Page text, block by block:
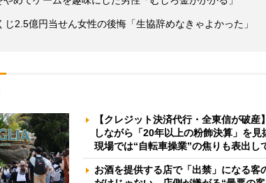
じ2.5億円当せん女性の後悔「生協辞めなきゃよかった」
【クレジット決済代行・全東信が破
しながら「20年以上の粉飾決算」を
現場では“自転車操業”の焦りも表出し
お酒を提供する店で「出禁」になる